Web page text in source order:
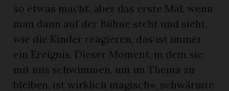
so etwas macht, aber das erste Mal, wenn
man dann auf der Bühne steht und sieht,
wie die Kinder reagieren, das ist immer
ein Ereignis. Dieser Moment, in dem sie
mit uns schwimmen, um im Thema zu
bleiben, ist wirklich magisch», schwärmte